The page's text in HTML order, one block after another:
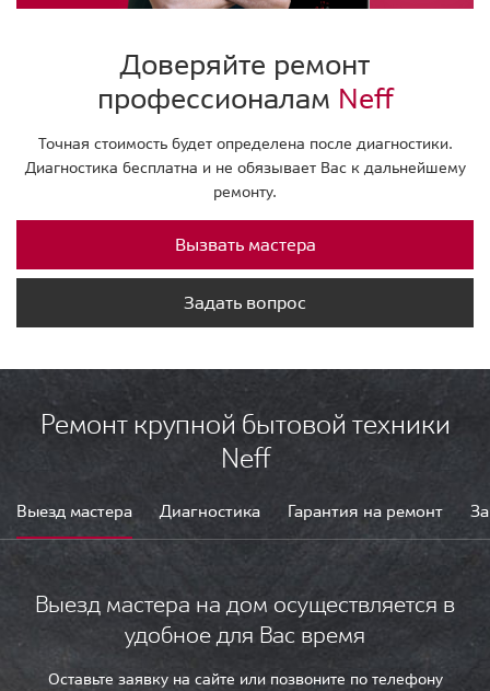
Доверяйте ремонт
профессионалам Neff
Точная стоимость будет определена после диагностики.
Диагностика бесплатна и не обязывает Вас к дальнейшему
ремонту.
Вызвать мастера
Задать вопрос
Ремонт крупной бытовой техники
Neff
Выезд мастера Диагностика Гарантия на ремонт
Выезд мастера на дом осуществляется в
удобное для Вас время
Оставьте заявку на сайте или позвоните по телефону